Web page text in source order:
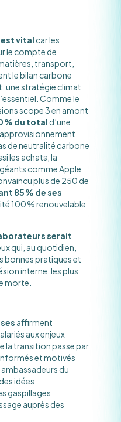
vital car les
le compte de
transport,
le bilan carbone
une stratégie climat
Comme le
scope 3 en amont
% du total d’une
de neutralité carbone
les achats, la
comme Apple
plus de 250 de
85 % de ses
100 % renouvelable
serait
qui, au quotidien,
bonnes pratiques et
interne, les plus
morte.
affirment
aux enjeux
la transition passe par
et motivés
du
idées
gaspillages
auprès des